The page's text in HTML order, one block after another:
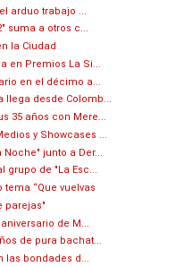
arduo trabajo ...
suma a otros c...
la Ciudad
en Premios La Si...
en el décimo a...
llega desde Colomb...
35 años con Mere...
y Showcases ...
junto a Der...
grupo de "La Esc...
tema “Que vuelvas
parejas"
de M...
de pura bachat...
las bondades d...